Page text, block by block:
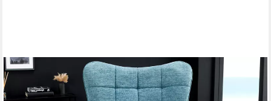
RIESS-AMBIENTE
Sessel SCANDINAVIA blau / schwarz - Strukturstoff,
Metallbeine, gepolstert (Einzelartikel, 1-St), Wohnzimmer · Metall